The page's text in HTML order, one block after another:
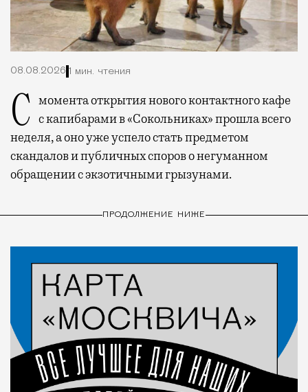
08.08.2026 1 мин. чтения
С момента открытия нового контактного кафе с капибарами в «Сокольниках» прошла всего
неделя, а оно уже успело стать предметом
скандалов и публичных споров о негуманном
обращении с экзотичными грызунами.
ПРОДОЛЖЕНИЕ НИЖЕ